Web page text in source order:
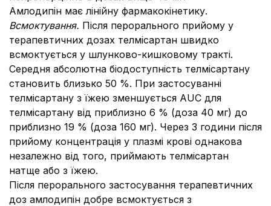
Амлодипін має лінійну фармакокінетику.
Всмоктування. Після перорального прийому у
терапевтичних дозах телмісартан швидко
всмоктується у шлунково-кишковому тракті.
Середня абсолютна біодоступність телмісартану
становить близько 50 %. При застосуванні
телмісартану з їжею зменшується AUC для
телмісартану від приблизно 6 % (доза 40 мг) до
приблизно 19 % (доза 160 мг). Через 3 години після
прийому концентрація у плазмі крові однакова
незалежно від того, приймають телмісартан
натще або з їжею.
Після перорального застосування терапевтичних
доз амлодипін добре всмоктується з